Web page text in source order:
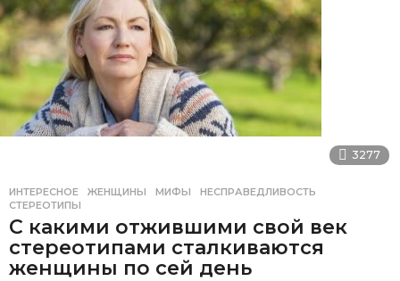
3277
ИНТЕРЕСНОЕ ЖЕНЩИНЫ ,МИФЫ ,НЕСПРАВЕДЛИВОСТЬ
СТЕРЕОТИПЫ
С какими отжившими свой век
стереотипами сталкиваются
женщины по сей день